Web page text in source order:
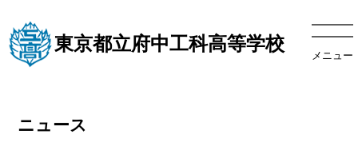
東京都立府中工科高等学校
メニュー
ニュース